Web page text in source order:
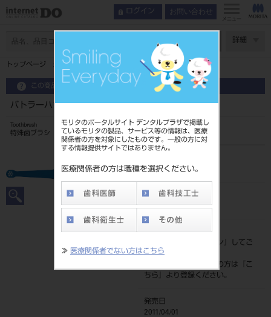
モリタのポータルサイト デンタルプラザで掲載し
ているモリタの製品、サービス等の情報は、医療
関係者の方を対象にしたものです。一般の方に対
する情報提供サイトではありません。
医療関係者の方は職種を選択ください。
≫ 医療関係者でない方はこちら
ログイン お問い合わせ
メニュー
詳細
トップページ バトラーハブラシ#308
この商品に関するお問い合わせ
バトラーハブラシ#308
Toothbrush
特殊歯ブラシ
205070054
JAN/EANコード
標準価格
ログイン
』してご
覧ください。
ネット会員登録がまだの方は『
こ
ちら
』より登録ください。
発売日
2011/04/01